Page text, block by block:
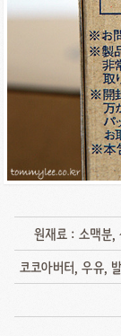
원재료 : 소맥분,
코코아버터, 우유,